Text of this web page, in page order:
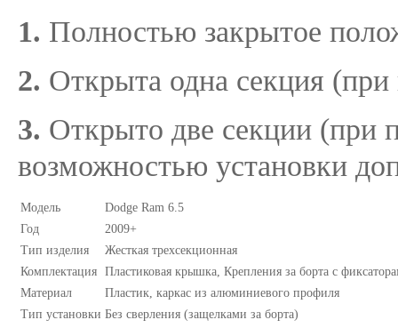
1. Полностью закрытое
2. Открыта одна секция (при
3. Открыто две секции (при
возможностью установки
Модель
Dodge Ram 6.5
Год
2009+
Тип изделия
Жесткая трехсекционная
Комплектация Пластиковая крышка, Крепления за борта с
Материал
Пластик, каркас из алюминиевого профиля
Тип установки Без сверления (защелками за борта)